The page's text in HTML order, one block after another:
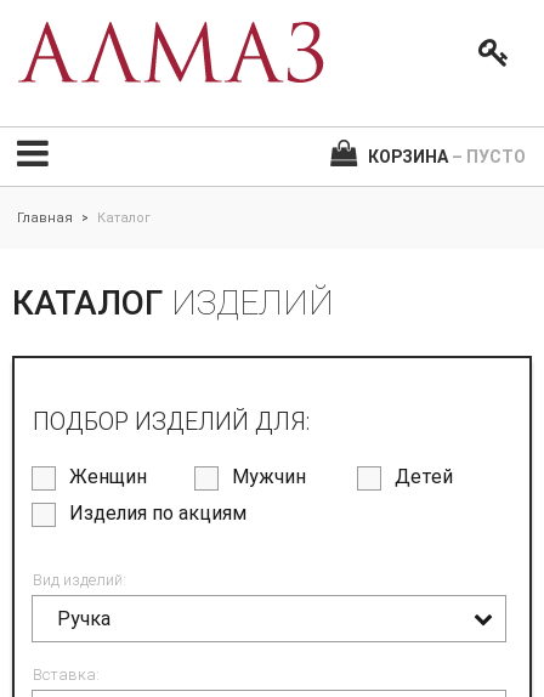
КОРЗИНА – ПУСТО
Главная > Каталог
КАТАЛОГ ИЗДЕЛИЙ
ПОДБОР ИЗДЕЛИЙ ДЛЯ:
Женщин Мужчин
Детей
Изделия по акциям
Вид изделий:
Ручка
Вставка: